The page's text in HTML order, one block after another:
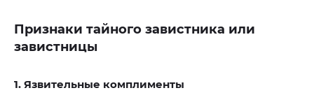
Признаки тайного завистника или
завистницы
1. Язвительные комплименты